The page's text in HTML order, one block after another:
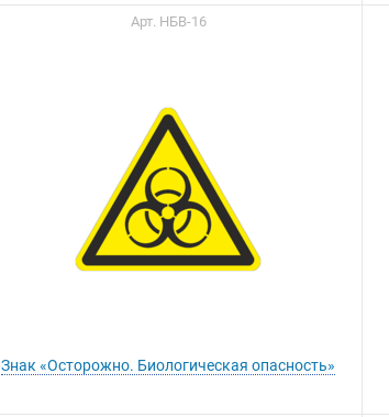
Арт. НБВ-16
Знак «Осторожно. Биологическая опасность»